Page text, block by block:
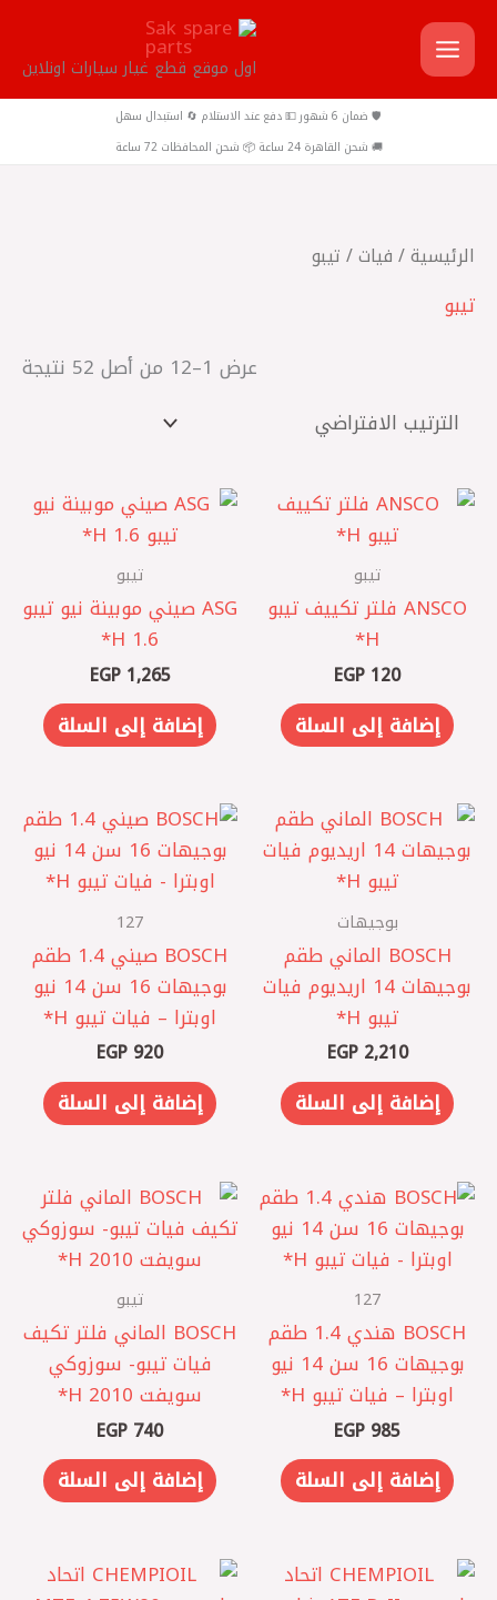
تخطي
إلى
المحتوى
اول موقع قطع غيار سيارات اونلاين
🛡️ ضمان 6 شهور 💵 دفع عند الاستلام 🔄 استبدال سهل
🚚 شحن القاهرة 24 ساعة 📦 شحن المحافظات 72 ساعة
الرئيسية/ فيات/ تيبو
تيبو
عرض 1–12 من أصل 52 نتيجة
تيبو
ANSCO فلتر تكييف تيبو
H*
EGP 120
إضافة إلى السلة
تيبو
ASG صيني موبينة نيو تيبو
1.6 H*
EGP1,265
إضافة إلى السلة
بوجيهات
BOSCH الماني ‎طقم
بوجيهات 14 اريديوم فيات
تيبو H*
EGP2,210
إضافة إلى السلة
127
BOSCH صيني ‎1.4 طقم
بوجيهات 16 سن 14 نيو
اوبترا – فيات تيبو H*
EGP 920
إضافة إلى السلة
127
BOSCH هندي ‎1.4 طقم
بوجيهات 16 سن 14 نيو
اوبترا – فيات تيبو H*
EGP 985
إضافة إلى السلة
تيبو
BOSCH الماني فلتر تكيف
فيات تيبو- سوزوكي
سويفت 2010 H*
EGP 740
إضافة إلى السلة